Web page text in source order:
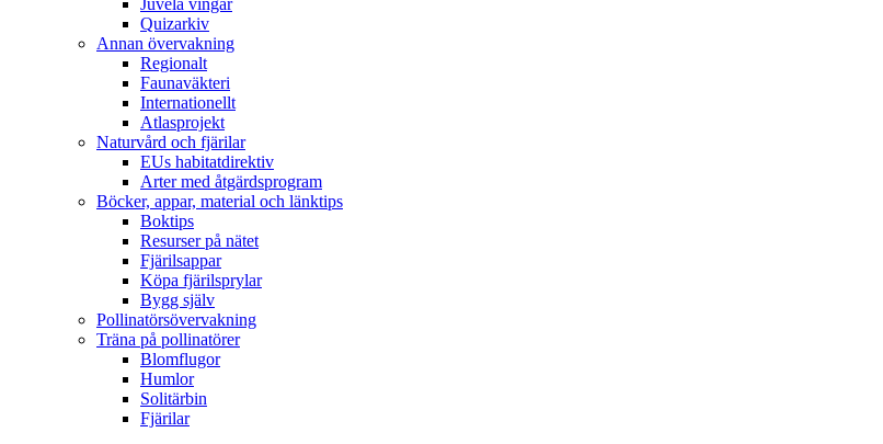
Quizarkiv
Annan övervakning
Regionalt
Faunaväkteri
Internationellt
Atlasprojekt
Naturvård och fjärilar
EUs habitatdirektiv
Arter med åtgärdsprogram
Böcker, appar, material och länktips
Boktips
Resurser på nätet
Fjärilsappar
Köpa fjärilsprylar
Bygg själv
Pollinatörsövervakning
Träna på pollinatörer
Blomflugor
Humlor
Solitärbin
Fjärilar